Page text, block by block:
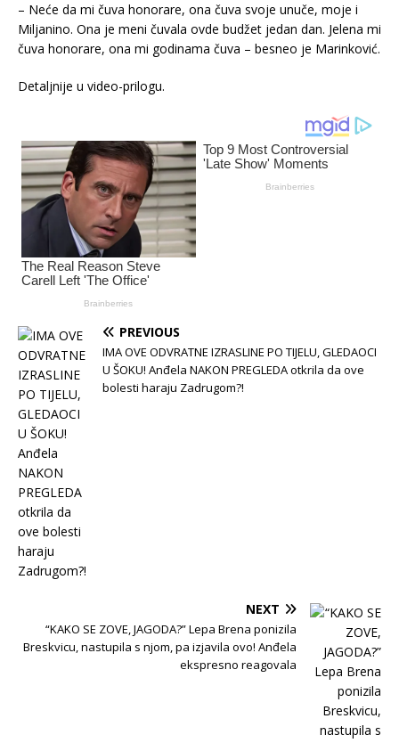
– Neće da mi čuva honorare, ona čuva svoje unuče, moje i
Miljanino. Ona je meni čuvala ovde budžet jedan dan. Jelena mi
čuva honorare, ona mi godinama čuva – besneo je Marinković.
Detaljnije u video-prilogu.
PREVIOUS
IMA OVE ODVRATNE IZRASLINE PO TIJELU, GLEDAOCI
U ŠOKU! Anđela NAKON PREGLEDA otkrila da ove
bolesti haraju Zadrugom?!
NEXT
“KAKO SE ZOVE, JAGODA?” Lepa Brena ponizila
Breskvicu, nastupila s njom, pa izjavila ovo! Anđela
ekspresno reagovala